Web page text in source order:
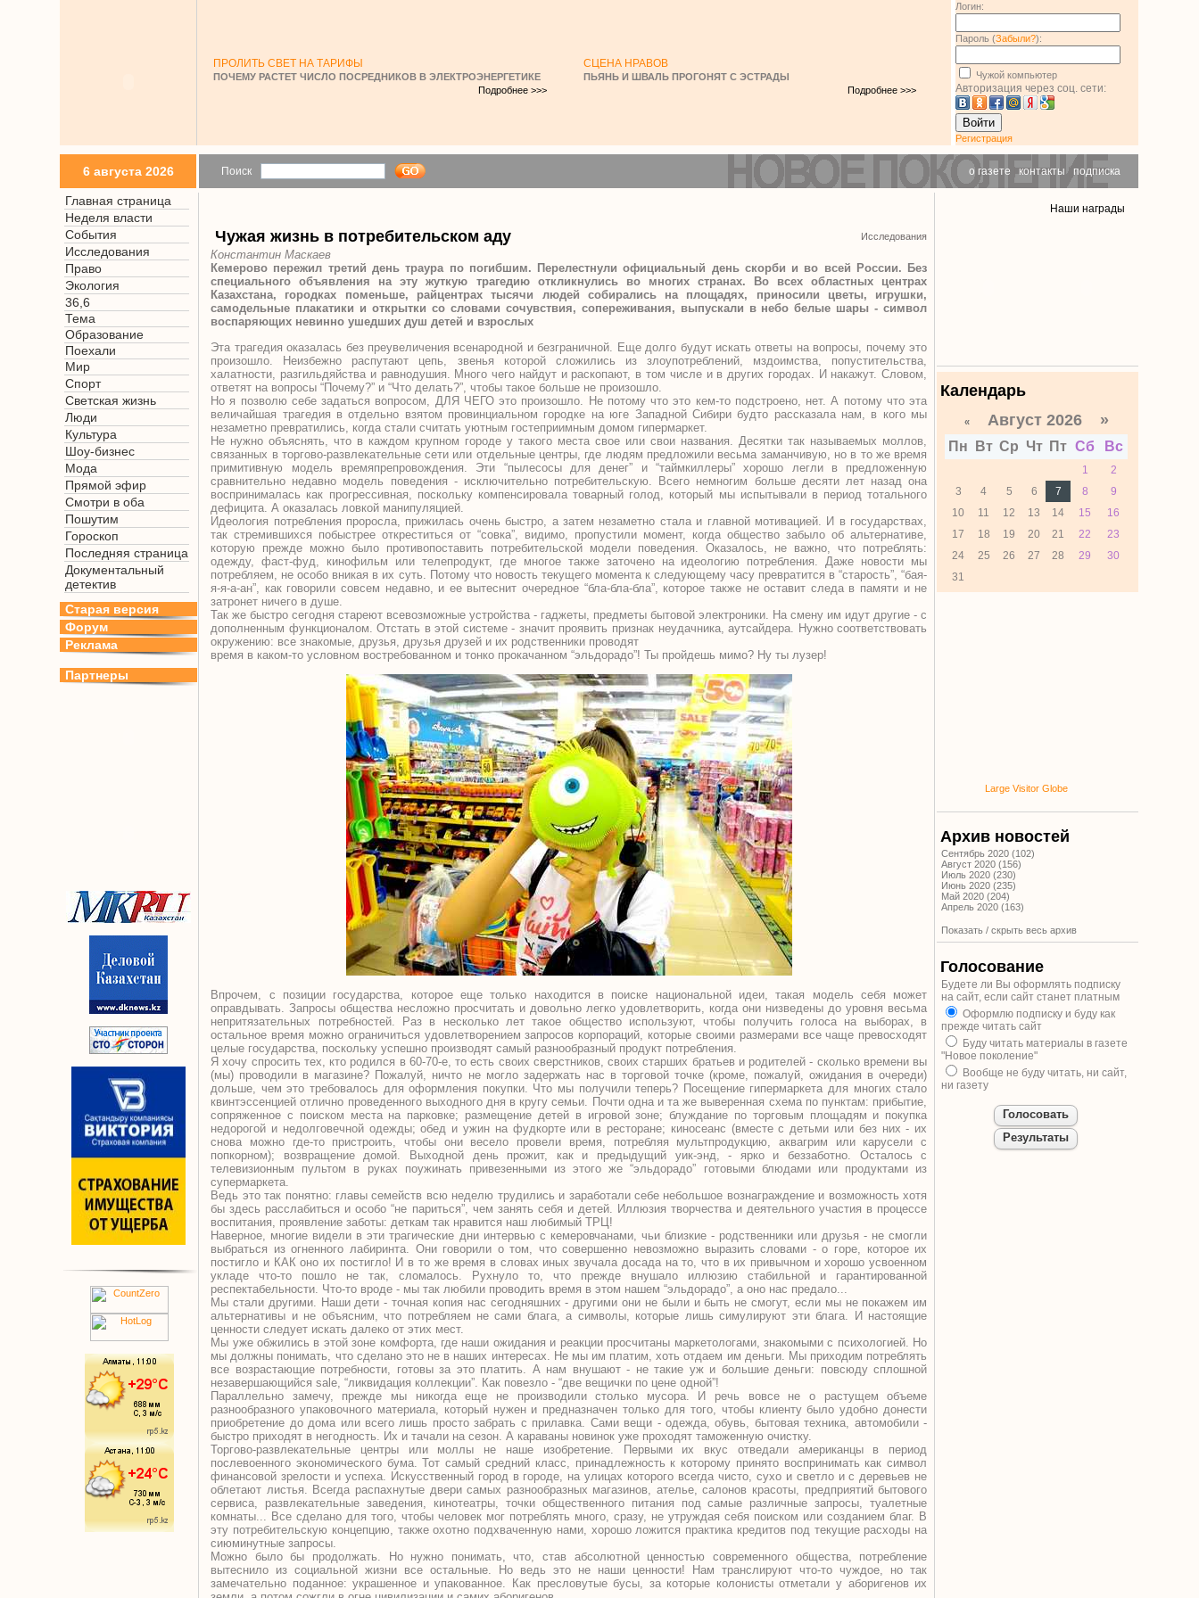
ПРОЛИТЬ СВЕТ НА ТАРИФЫ
ПОЧЕМУ РАСТЕТ ЧИСЛО ПОСРЕДНИКОВ В ЭЛЕКТРОЭНЕРГЕТИКЕ
Подробнее >>>
СЦЕНА НРАВОВ
ПЬЯНЬ И ШВАЛЬ ПРОГОНЯТ С ЭСТРАДЫ
Подробнее >>>
Логин:
Пароль (Забыли?):
Чужой компьютер
Авторизация через соц. сети:
Войти
Регистрация
6 августа 2026 Поиск о газете |контакты| подписка
Главная страница
Неделя власти
События
Исследования
Право
Экология
36,6
Тема
Образование
Поехали
Мир
Спорт
Светская жизнь
Люди
Культура
Шоу-бизнес
Мода
Прямой эфир
Смотри в оба
Пошутим
Гороскоп
Последняя страница
Документальный
детектив
Старая версия
Форум
Реклама
Партнеры
Чужая жизнь в потребительском аду Исследования
Константин Маскаев
Кемерово пережил третий день траура по погибшим. Перелестнули официальный день скорби и во всей России. Без
специального объявления на эту жуткую трагедию откликнулись во многих странах. Во всех областных центрах
Казахстана, городках поменьше, райцентрах тысячи людей собирались на площадях, приносили цветы, игрушки,
самодельные плакатики и открытки со словами сочувствия, сопереживания, выпускали в небо белые шары - символ
воспаряющих невинно ушедших душ детей и взрослых
Эта трагедия оказалась без преувеличения всенародной и безграничной. Еще долго будут искать ответы на вопросы, почему это
произошло. Неизбежно распутают цепь, звенья которой сложились из злоупотреблений, мздоимства, попустительства,
халатности, разгильдяйства и равнодушия. Много чего найдут и раскопают, в том числе и в других городах. И накажут. Словом,
ответят на вопросы “Почему?” и “Что делать?”, чтобы такое больше не произошло.
Но я позволю себе задаться вопросом, ДЛЯ ЧЕГО это произошло. Не потому что это кем-то подстроено, нет. А потому что эта
величайшая трагедия в отдельно взятом провинциальном городке на юге Западной Сибири будто рассказала нам, в кого мы
незаметно превратились, когда стали считать уютным гостеприимным домом гипермаркет.
Не нужно объяснять, что в каждом крупном городе у такого места свое или свои названия. Десятки так называемых моллов,
связанных в торгово-развлекательные сети или отдельные центры, где людям предложили весьма заманчивую, но в то же время
примитивную модель времяпрепровождения. Эти “пылесосы для денег” и “таймкиллеры” хорошо легли в предложенную
сравнительно недавно модель поведения - исключительно потребительскую. Всего немногим больше десяти лет назад она
воспринималась как прогрессивная, поскольку компенсировала товарный голод, который мы испытывали в период тотального
дефицита. А оказалась ловкой манипуляцией.
Идеология потребления проросла, прижилась очень быстро, а затем незаметно стала и главной мотивацией. И в государствах,
так стремившихся побыстрее откреститься от “совка”, видимо, пропустили момент, когда общество забыло об альтернативе,
которую прежде можно было противопоставить потребительской модели поведения. Оказалось, не важно, что потреблять:
одежду, фаст-фуд, кинофильм или телепродукт, где многое также заточено на идеологию потребления. Даже новости мы
потребляем, не особо вникая в их суть. Потому что новость текущего момента к следующему часу превратится в “старость”, “бая-
я-я-а-ан”, как говорили совсем недавно, и ее вытеснит очередное “бла-бла-бла”, которое также не оставит следа в памяти и не
затронет ничего в душе.
Так же быстро сегодня стареют всевозможные устройства - гаджеты, предметы бытовой электроники. На смену им идут другие - с
дополненным функционалом. Отстать в этой системе - значит проявить признак неудачника, аутсайдера. Нужно соответствовать
окружению: все знакомые, друзья, друзья друзей и их родственники проводят
время в каком-то условном востребованном и тонко прокачанном “эльдорадо”! Ты пройдешь мимо? Ну ты лузер!
Впрочем, с позиции государства, которое еще только находится в поиске национальной идеи, такая модель себя может
оправдывать. Запросы общества несложно просчитать и довольно легко удовлетворить, когда они низведены до уровня весьма
непритязательных потребностей. Раз в несколько лет такое общество используют, чтобы получить голоса на выборах, в
остальное время можно ограничиться удовлетворением запросов корпораций, которые своими размерами все чаще превосходят
целые государства, поскольку успешно производят самый разнообразный продукт потребления.
Я хочу спросить тех, кто родился в 60-70-е, то есть своих сверстников, своих старших братьев и родителей - сколько времени вы
(мы) проводили в магазине? Пожалуй, ничто не могло задержать нас в торговой точке (кроме, пожалуй, ожидания в очереди)
дольше, чем это требовалось для оформления покупки. Что мы получили теперь? Посещение гипермаркета для многих стало
квинтэссенцией отлично проведенного выходного дня в кругу семьи. Почти одна и та же выверенная схема по пунктам: прибытие,
сопряженное с поиском места на парковке; размещение детей в игровой зоне; блуждание по торговым площадям и покупка
недорогой и недолговечной одежды; обед и ужин на фудкорте или в ресторане; киносеанс (вместе с детьми или без них - их
снова можно где-то пристроить, чтобы они весело провели время, потребляя мультпродукцию, аквагрим или карусели с
попкорном); возвращение домой. Выходной день прожит, как и предыдущий уик-энд, - ярко и беззаботно. Осталось с
телевизионным пультом в руках поужинать привезенными из этого же “эльдорадо” готовыми блюдами или продуктами из
супермаркета.
Ведь это так понятно: главы семейств всю неделю трудились и заработали себе небольшое вознаграждение и возможность хотя
бы здесь расслабиться и особо “не париться”, чем занять себя и детей. Иллюзия творчества и деятельного участия в процессе
воспитания, проявление заботы: деткам так нравится наш любимый ТРЦ!
Наверное, многие видели в эти трагические дни интервью с кемеровчанами, чьи близкие - родственники или друзья - не смогли
выбраться из огненного лабиринта. Они говорили о том, что совершенно невозможно выразить словами - о горе, которое их
постигло и КАК оно их постигло! И в то же время в словах иных звучала досада на то, что в их привычном и хорошо усвоенном
укладе что-то пошло не так, сломалось. Рухнуло то, что прежде внушало иллюзию стабильной и гарантированной
респектабельности. Что-то вроде - мы так любили проводить время в этом нашем “эльдорадо”, а оно нас предало...
Мы стали другими. Наши дети - точная копия нас сегодняшних - другими они не были и быть не смогут, если мы не покажем им
альтернативы и не объясним, что потребляем не сами блага, а символы, которые лишь симулируют эти блага. И настоящие
ценности следует искать далеко от этих мест.
Мы уже обжились в этой зоне комфорта, где наши ожидания и реакции просчитаны маркетологами, знакомыми с психологией. Но
мы должны понимать, что сделано это не в наших интересах. Не мы им платим, хоть отдаем им деньги. Мы приходим потреблять
все возрастающие потребности, готовы за это платить. А нам внушают - не такие уж и большие деньги: повсюду сплошной
незавершающийся sale, “ликвидация коллекции”. Как повезло - “две вещички по цене одной”!
Параллельно замечу, прежде мы никогда еще не производили столько мусора. И речь вовсе не о растущем объеме
разнообразного упаковочного материала, который нужен и предназначен только для того, чтобы клиенту было удобно донести
приобретение до дома или всего лишь просто забрать с прилавка. Сами вещи - одежда, обувь, бытовая техника, автомобили -
быстро приходят в негодность. Их и тачали на сезон. А караваны новинок уже проходят таможенную очистку.
Торгово-развлекательные центры или моллы не наше изобретение. Первыми их вкус отведали американцы в период
послевоенного экономического бума. Тот самый средний класс, принадлежность к которому принято воспринимать как символ
финансовой зрелости и успеха. Искусственный город в городе, на улицах которого всегда чисто, сухо и светло и с деревьев не
облетают листья. Всегда распахнутые двери самых разнообразных магазинов, ателье, салонов красоты, предприятий бытового
сервиса, развлекательные заведения, кинотеатры, точки общественного питания под самые различные запросы, туалетные
комнаты... Все сделано для того, чтобы человек мог потреблять много, сразу, не утруждая себя поиском или созданием благ. В
эту потребительскую концепцию, также охотно подхваченную нами, хорошо ложится практика кредитов под текущие расходы на
сиюминутные запросы.
Можно было бы продолжать. Но нужно понимать, что, став абсолютной ценностью современного общества, потребление
вытеснило из социальной жизни все остальные. Но ведь это не наши ценности! Нам транслируют что-то чуждое, но так
замечательно поданное: украшенное и упакованное. Как пресловутые бусы, за которые колонисты отметали у аборигенов их
Наши награды
Календарь
«Август 2026 »
Пн Вт Ср Чт Пт Сб Вс
1
2
3
4 5 6 7 8
9
10
11 12 13 14 15
16
17
18 19 20 21 22
23
24
25 26 27 28 29
30
31
Large Visitor Globe
Архив новостей
Сентябрь 2020 (102)
Август 2020 (156)
Июль 2020 (230)
Июнь 2020 (235)
Май 2020 (204)
Апрель 2020 (163)
Показать / скрыть весь архив
Голосование
Будете ли Вы оформлять подписку
на сайт, если сайт станет платным
Оформлю подписку и буду как
прежде читать сайт
Буду читать материалы в газете
"Новое поколение"
Вообще не буду читать, ни сайт,
ни газету